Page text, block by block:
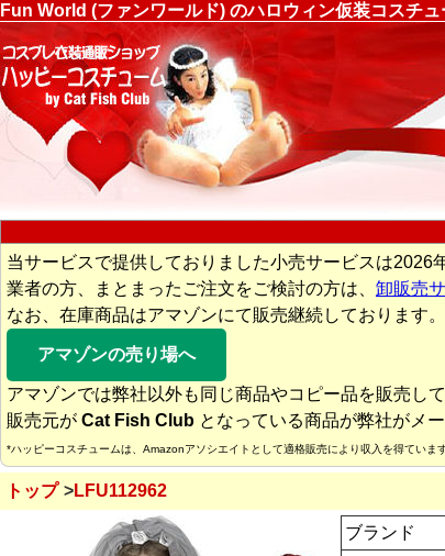
Fun World (ファンワールド) のハロウィン仮装コスチ
当サービスで提供しておりました小売サービスは2026
業者の方、まとまったご注文をご検討の方は、 卸販売
なお、在庫商品はアマゾンにて販売継続しております。
アマゾンの売り場へ
アマゾンでは弊社以外も同じ商品やコピー品を販売し
販売元が Cat Fish Club となっている商品が弊社がメ
*ハッピーコスチュームは、Amazonアソシエイトとして適格販売により収入を得ています
トップ LFU112962
ブランド